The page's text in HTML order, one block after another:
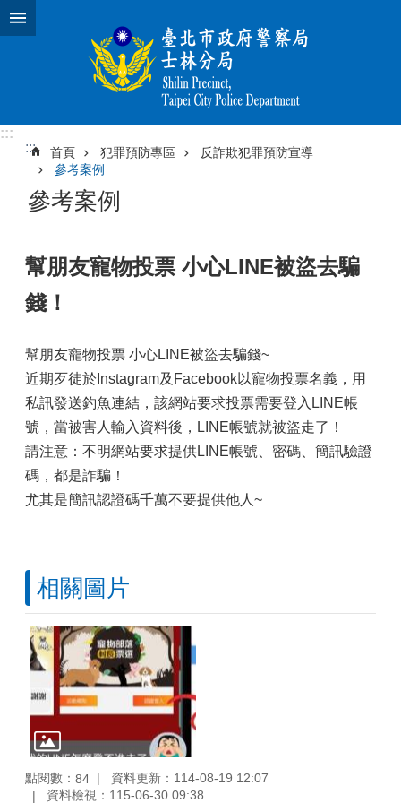
跳到主要內容區塊
:::
:::
首頁 犯罪預防專區
反詐欺犯罪預防宣導
參考案例
參考案例
幫朋友寵物投票 小心LINE被盜去騙
錢！
幫朋友寵物投票 小心LINE被盜去騙錢~
近期歹徒於Instagram及Facebook以寵物投票名義，用
私訊發送釣魚連結，該網站要求投票需要登入LINE帳
號，當被害人輸入資料後，LINE帳號就被盜走了！
請注意：不明網站要求提供LINE帳號、密碼、簡訊驗證
碼，都是詐騙！
尤其是簡訊認證碼千萬不要提供他人~
相關圖片
點閱數： 84
資料更新：114-08-19 12:07
資料檢視：115-06-30 09:38